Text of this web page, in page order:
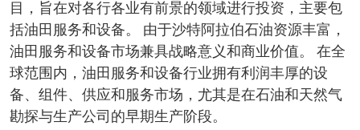
目，旨在对各行各业有前景的领域进行投资，主要包
括油田服务和设备。 由于沙特阿拉伯石油资源丰富，
油田服务和设备市场兼具战略意义和商业价值。 在全
球范围内，油田服务和设备行业拥有利润丰厚的设
备、组件、供应和服务市场，尤其是在石油和天然气
勘探与生产公司的早期生产阶段。